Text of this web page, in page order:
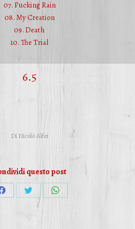
07. Fucking Rain
08. My Creation
09. Death
10. The Trial
6.5
Di Nicolò Alfei
questo post
CondividiCondividiCondividi